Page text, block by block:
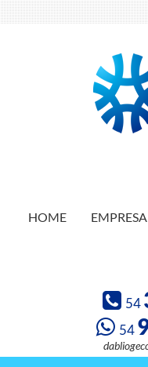
HOME EMPRESA
54
54